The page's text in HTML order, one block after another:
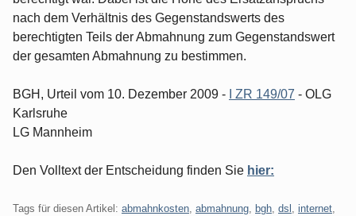
nach dem Verhältnis des Gegenstandswerts des
berechtigten Teils der Abmahnung zum Gegenstandswert
der gesamten Abmahnung zu bestimmen.
BGH, Urteil vom 10. Dezember 2009 - I ZR 149/07 - OLG
Karlsruhe
LG Mannheim
Den Volltext der Entscheidung finden Sie hier:
Tags für diesen Artikel: abmahnkosten abmahnung bgh dsl internet